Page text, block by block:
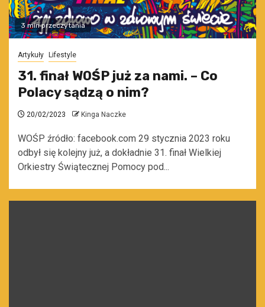
3 min przeczytania
Artykuły Lifestyle
31. finał WOŚP już za nami. – Co
Polacy sądzą o nim?
20/02/2023 Kinga Naczke
WOŚP źródło: facebook.com 29 stycznia 2023 roku
odbył się kolejny już, a dokładnie 31. finał Wielkiej
Orkiestry Świątecznej Pomocy pod...